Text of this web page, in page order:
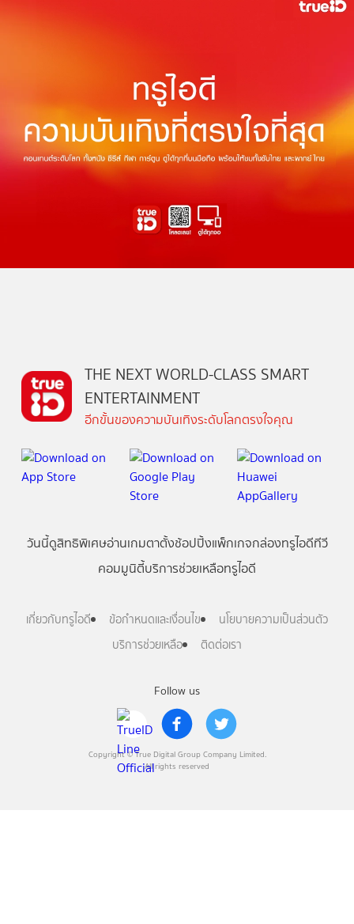
Follow us
Copyright © True Digital Group Company Limited.
All rights reserved
THE NEXT WORLD-CLASS SMART
ENTERTAINMENT
อีกขั้นของความบันเทิงระดับโลกตรงใจคุณ
วันนี้ดูสิทธิพิเศษอ่านเกมตาตั้งช้อปปิ้งแพ็กเกจกล่องทรูไอดีทีวี
คอมมูนิตี้บริการช่วยเหลือทรูไอดี
เกี่ยวกับทรูไอดี ข้อกำหนดและเงื่อนไข
นโยบายความเป็นส่วนตัว
บริการช่วยเหลือ
ติดต่อเรา